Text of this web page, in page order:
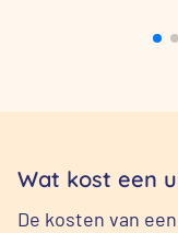
Wat kost een
De kosten van